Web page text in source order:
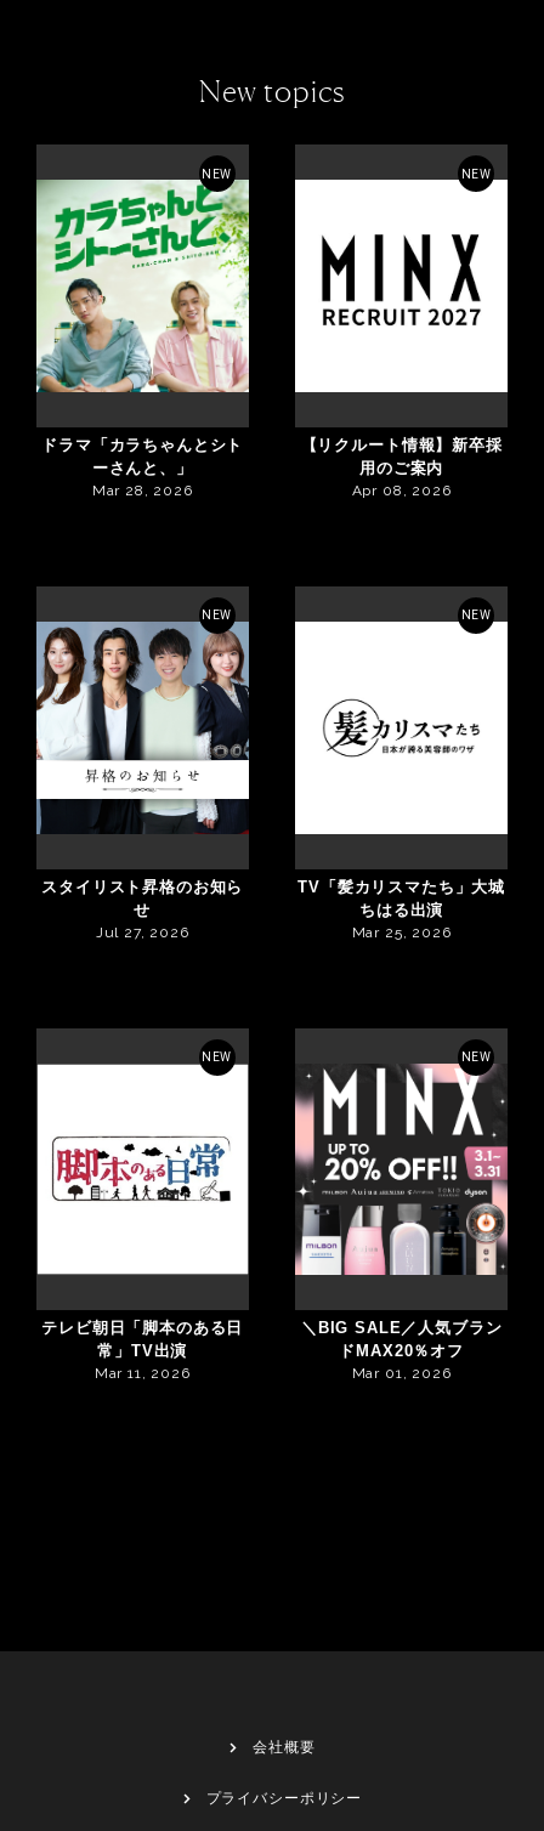
New topics
NEW
ドラマ「カラちゃんとシト
ーさんと、」
Mar 28, 2026
NEW
【リクルート情報】新卒採
用のご案内
Apr 08, 2026
NEW
スタイリスト昇格のお知ら
せ
Jul 27, 2026
NEW
TV「髪カリスマたち」大城
ちはる出演
Mar 25, 2026
NEW
テレビ朝日「脚本のある日
常」TV出演
Mar 11, 2026
NEW
＼BIG SALE／人気ブラン
ドMAX20％オフ
Mar 01, 2026
会社概要
プライバシーポリシー